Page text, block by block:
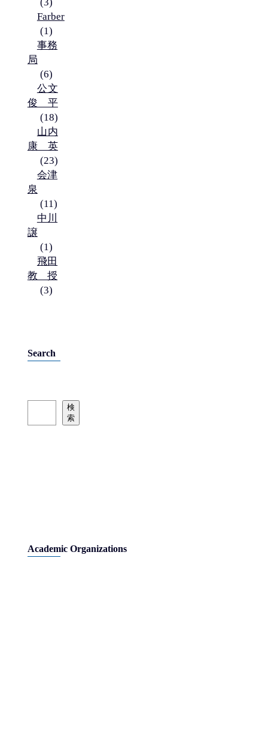
Farber
(1)
事務
局
(6)
公文
俊平
(18)
山内
康英
(23)
会津
泉
(11)
中川
譲
(1)
飛田
教授
(3)
Search
検
索
Academic Organizations